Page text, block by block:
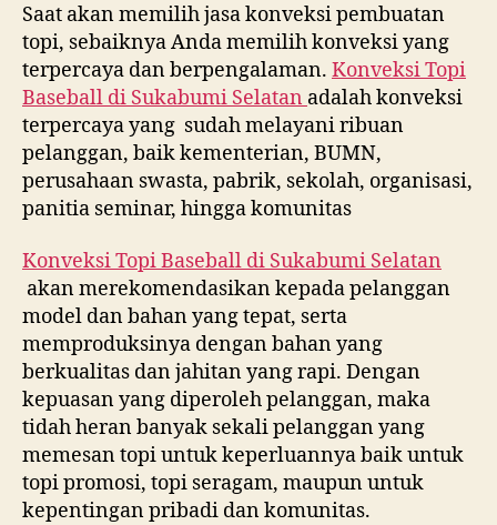
6854
Saat akan memilih jasa konveksi pembuatan
topi, sebaiknya Anda memilih konveksi yang
terpercaya dan berpengalaman. Konveksi Topi
Baseball di Sukabumi Selatan adalah konveksi
terpercaya yang sudah melayani ribuan
pelanggan, baik kementerian, BUMN,
perusahaan swasta, pabrik, sekolah, organisasi,
panitia seminar, hingga komunitas
Konveksi Topi Baseball di Sukabumi Selatan
akan merekomendasikan kepada pelanggan
model dan bahan yang tepat, serta
memproduksinya dengan bahan yang
berkualitas dan jahitan yang rapi. Dengan
kepuasan yang diperoleh pelanggan, maka
tidah heran banyak sekali pelanggan yang
memesan topi untuk keperluannya baik untuk
topi promosi, topi seragam, maupun untuk
kepentingan pribadi dan komunitas.